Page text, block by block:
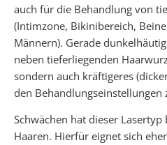
auch für die Behandlung von
(Intimzone, Bikinibereich,
Männern). Gerade
neben tieferliegenden
sondern auch kräftigeres
den Behandlungseinstellungen
Schwächen hat dieser
Haaren. Hierfür eignet sich